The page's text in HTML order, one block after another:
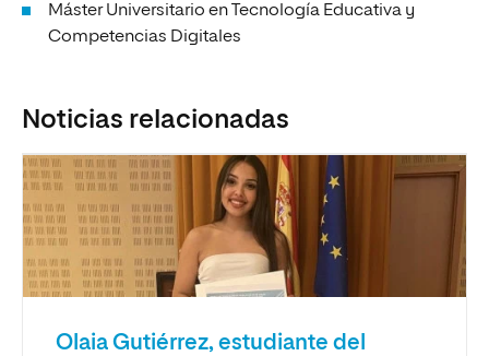
Máster Universitario en Tecnología Educativa y
Competencias Digitales
Noticias relacionadas
Olaia Gutiérrez, estudiante del